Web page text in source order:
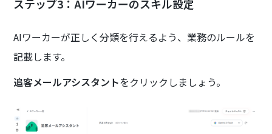
ステップ3：AIワーカーのスキル設定
AIワーカーが正しく分類を行えるよう、業務のルールを
記載します。
追客メールアシスタントをクリックしましょう。